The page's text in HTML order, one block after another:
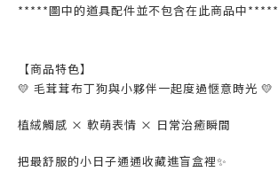
*****圖中的道具配件並不包含在此商品中*****
【商品特色】
💛 毛茸茸布丁狗與小夥伴一起度過愜意時光 💛
植絨觸感 × 軟萌表情 × 日常治癒瞬間
把最舒服的小日子通通收藏進盲盒裡✨